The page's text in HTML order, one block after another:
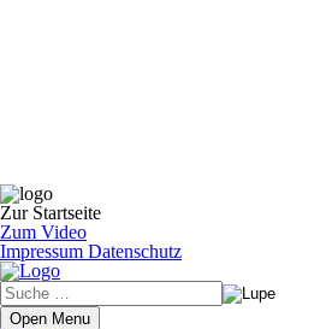
Zur Startseite
Zum Video
Impressum Datenschutz
Open Menu